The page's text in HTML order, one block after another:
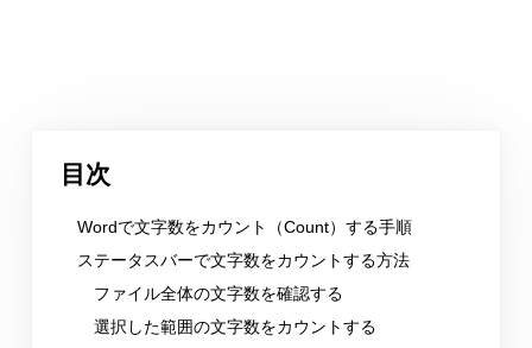
目次
Wordで文字数をカウント（Count）する手順
ステータスバーで文字数をカウントする方法
ファイル全体の文字数を確認する
選択した範囲の文字数をカウントする